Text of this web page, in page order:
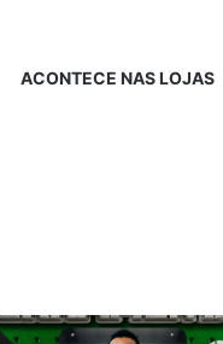
ACONTECE NAS LOJAS